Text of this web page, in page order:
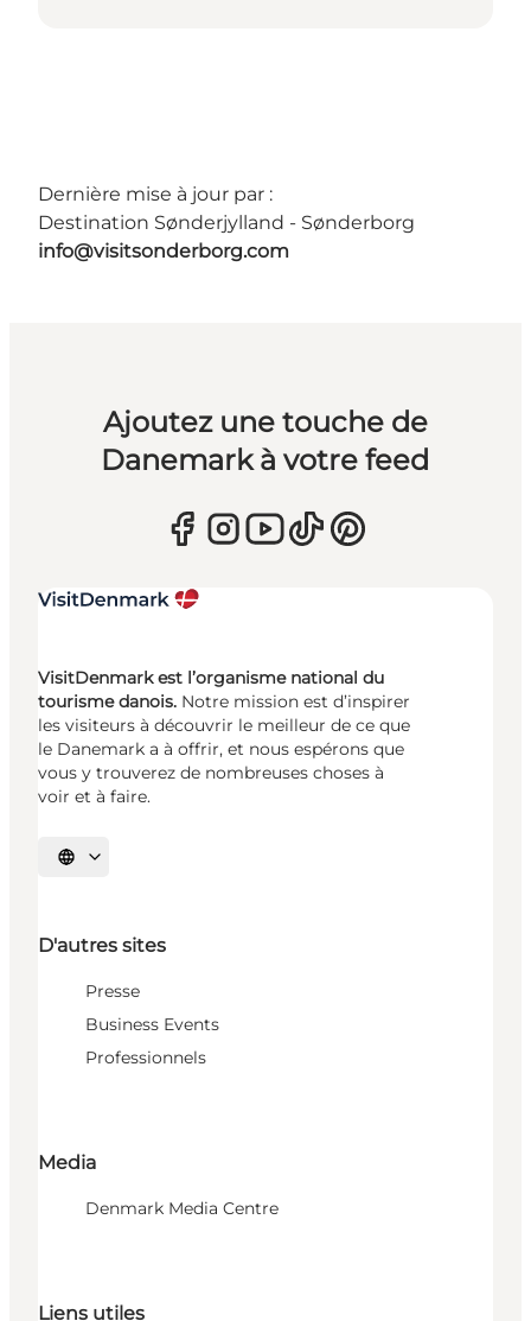
Dernière mise à jour par :
Destination Sønderjylland - Sønderborg
info@visitsonderborg.com
Ajoutez une touche de
Danemark à votre feed
VisitDenmark est l’organisme national du
tourisme danois. Notre mission est d’inspirer
les visiteurs à découvrir le meilleur de ce que
le Danemark a à offrir, et nous espérons que
vous y trouverez de nombreuses choses à
voir et à faire.
Choisissez la langue
D'autres sites
Presse
Business Events
Professionnels
Media
Denmark Media Centre
Liens utiles